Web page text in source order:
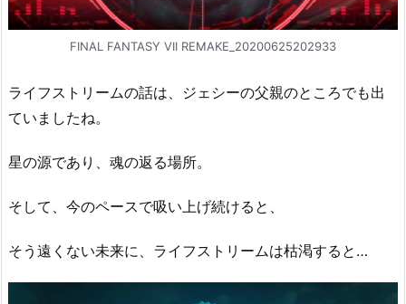
FINAL FANTASY VII REMAKE_20200625202933
ライフストリームの話は、ジェシーの父親のところでも出
ていましたね。
星の源であり、魂の返る場所。
そして、今のペースで吸い上げ続けると、
そう遠くない未来に、ライフストリームは枯渇すると…